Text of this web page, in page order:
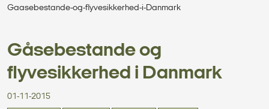
Gaasebestande-og-flyvesikkerhed-i-Danmark
Gåsebestande og
flyvesikkerhed i Danmark
01-11-2015